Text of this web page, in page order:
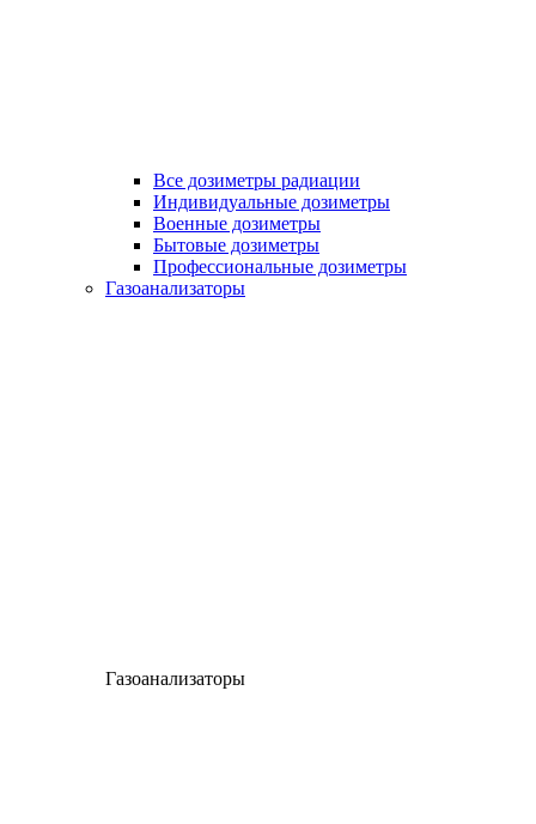
Все дозиметры радиации
Индивидуальные дозиметры
Военные дозиметры
Бытовые дозиметры
Профессиональные дозиметры
Газоанализаторы
Газоанализаторы